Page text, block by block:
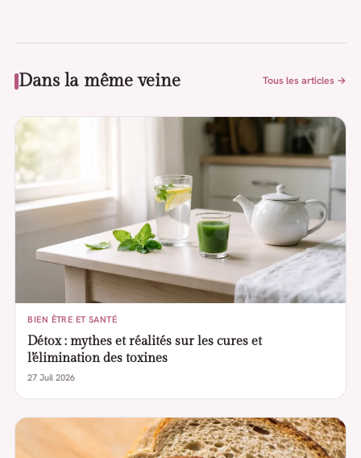
Dans la même veine Tous les articles →
BIEN ÊTRE ET SANTÉ
Détox : mythes et réalités sur les cures et
l’élimination des toxines
27 Juil 2026